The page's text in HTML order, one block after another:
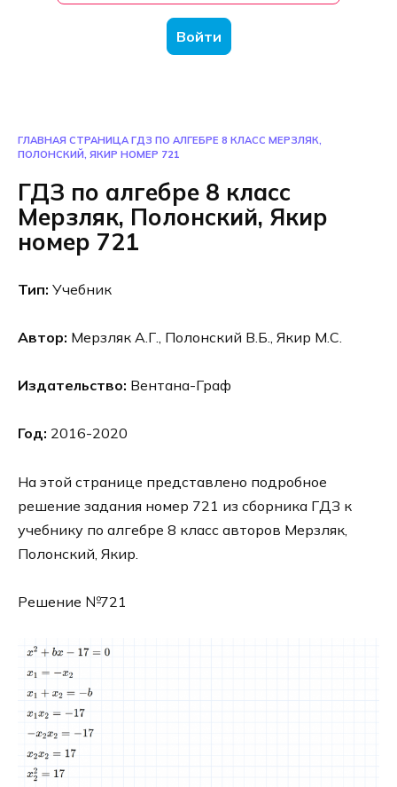
Войти
ГЛАВНАЯ СТРАНИЦА ГДЗ ПО АЛГЕБРЕ 8 КЛАСС МЕРЗЛЯК,
ПОЛОНСКИЙ, ЯКИР НОМЕР 721
ГДЗ по алгебре 8 класс
Мерзляк, Полонский, Якир
номер 721
Тип: Учебник
Автор: Мерзляк А.Г., Полонский В.Б., Якир М.С.
Издательство: Вентана-Граф
Год: 2016-2020
На этой странице представлено подробное
решение задания номер 721 из сборника ГДЗ к
учебнику по алгебре 8 класс авторов Мерзляк,
Полонский, Якир.
Решение №721